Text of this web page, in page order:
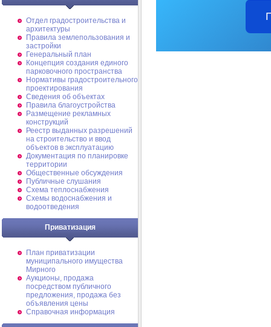
Отдел градостроительства и
архитектуры
Правила землепользования и
застройки
Генеральный план
Концепция создания единого
парковочного пространства
Нормативы градостроительного
проектирования
Сведения об объектах
Правила благоустройства
Размещение рекламных
конструкций
Реестр выданных разрешений
на строительство и ввод
объектов в эксплуатацию
Документация по планировке
территории
Общественные обсуждения
Публичные слушания
Схема теплоснабжения
Схемы водоснабжения и
водоотведения
Приватизация
План приватизации
муниципального имущества
Мирного
Аукционы, продажа
посредством публичного
предложения, продажа без
объявления цены
Справочная информация